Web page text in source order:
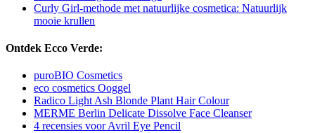
Curly Girl-methode met natuurlijke cosmetica: Natuurlijk
mooie krullen
Ontdek Ecco Verde:
puroBIO Cosmetics
eco cosmetics Ooggel
Radico Light Ash Blonde Plant Hair Colour
MERME Berlin Delicate Dissolve Face Cleanser
4 recensies voor Avril Eye Pencil